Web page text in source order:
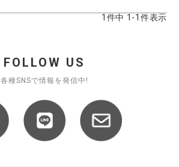
1 件中 1 -1 件表示
FOLLOW US
各種SNSで情報を発信中!